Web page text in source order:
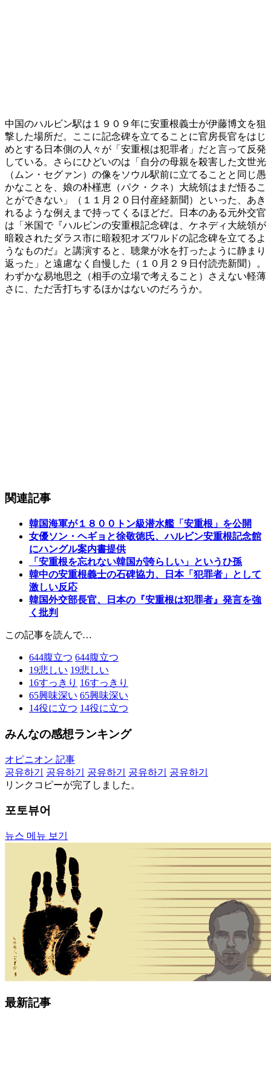
中国のハルビン駅は１９０９年に安重根義士が伊藤博文を狙
撃した場所だ。ここに記念碑を立てることに官房長官をはじ
めとする日本側の人々が「安重根は犯罪者」だと言って反発
している。さらにひどいのは「自分の母親を殺害した文世光
（ムン・セグァン）の像をソウル駅前に立てることと同じ愚
かなことを、娘の朴槿恵（パク・クネ）大統領はまだ悟るこ
とができない」（１１月２０日付産経新聞）といった、あき
れるような例えまで持ってくるほどだ。日本のある元外交官
は「米国で『ハルビンの安重根記念碑は、ケネディ大統領が
暗殺されたダラス市に暗殺犯オズワルドの記念碑を立てるよ
うなものだ』と講演すると、聴衆が水を打ったように静まり
返った」と遠慮なく自慢した（１０月２９日付読売新聞）。
わずかな易地思之（相手の立場で考えること）さえない軽薄
さに、ただ舌打ちするほかはないのだろうか。
関連記事
韓国海軍が１８００トン級潜水艦「安重根」を公開
女優ソン・ヘギョと徐敬徳氏、ハルビン安重根記念館
にハングル案内書提供
「安重根を忘れない韓国が誇らしい」というひ孫
韓中の安重根義士の石碑協力、日本「犯罪者」として
激しい反応
韓国外交部長官、日本の『安重根は犯罪者』発言を強
く批判
この記事を読んで…
644腹立つ 644腹立つ
19悲しい 19悲しい
16すっきり 16すっきり
65興味深い 65興味深い
14役に立つ 14役に立つ
みんなの感想ランキング
オピニオン 記事
공유하기
공유하기 공유하기 공유하기
공유하기
リンクコピーが完了しました。
포토뷰어
뉴스 메뉴 보기
最新記事